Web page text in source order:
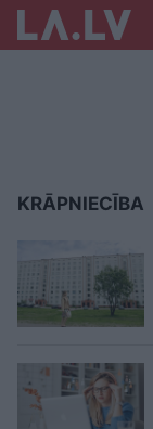
KRĀPNIECĪBA